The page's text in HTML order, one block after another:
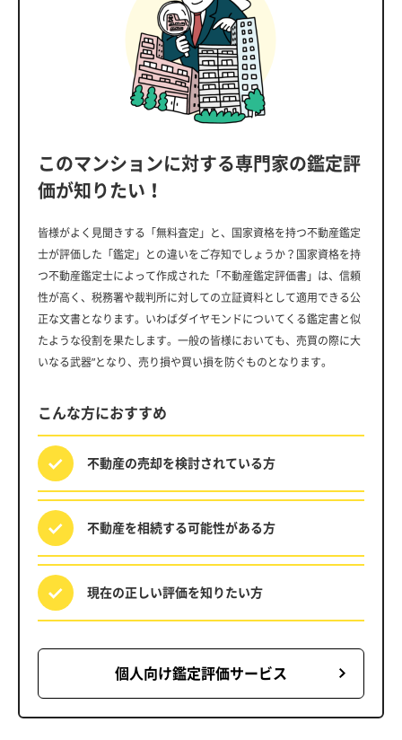
このマンションに対する専門家の鑑定評
価が知りたい！
皆様がよく見聞きする「無料査定」と、国家資格を持つ不動産鑑定
士が評価した「鑑定」との違いをご存知でしょうか？国家資格を持
つ不動産鑑定士によって作成された「不動産鑑定評価書」は、信頼
性が高く、税務署や裁判所に対しての立証資料として適用できる公
正な文書となります。いわばダイヤモンドについてくる鑑定書と似
たような役割を果たします。一般の皆様においても、売買の際に大
いなる武器”となり、売り損や買い損を防ぐものとなります。
こんな方におすすめ
不動産の売却を検討されている方
不動産を相続する可能性がある方
現在の正しい評価を知りたい方
個人向け鑑定評価サービス